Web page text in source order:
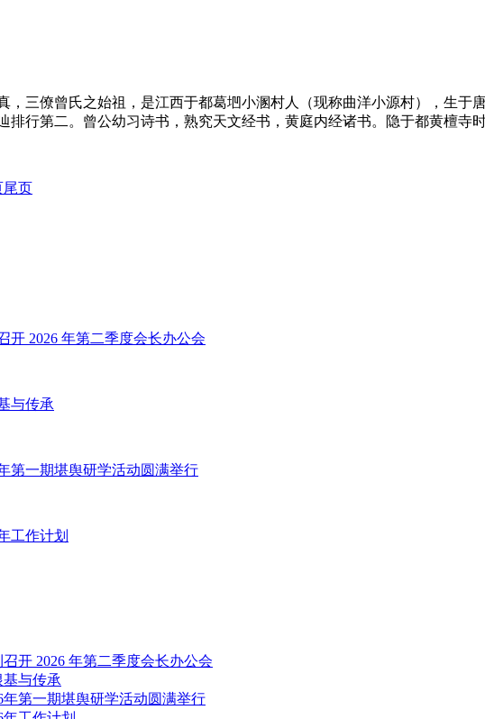
，三僚曾氏之始祖，是江西于都葛垇小溷村人（现称曲洋小源村），生于
排行第二。曾公幼习诗书，熟究天文经书，黄庭内经诸书。隐于都黄檀寺
尾页
开 2026 年第二季度会长办公会
与传承
第一期堪舆研学活动圆满举行
工作计划
开 2026 年第二季度会长办公会
与传承
第一期堪舆研学活动圆满举行